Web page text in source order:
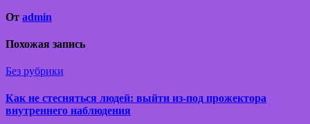
От admin
Похожая запись
Без рубрики
Как не стесняться людей: выйти из-под прожектора
внутреннего наблюдения